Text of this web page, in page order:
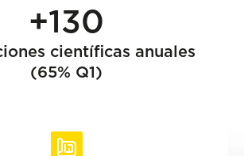
+130
científicas anuales
(65% Q1)